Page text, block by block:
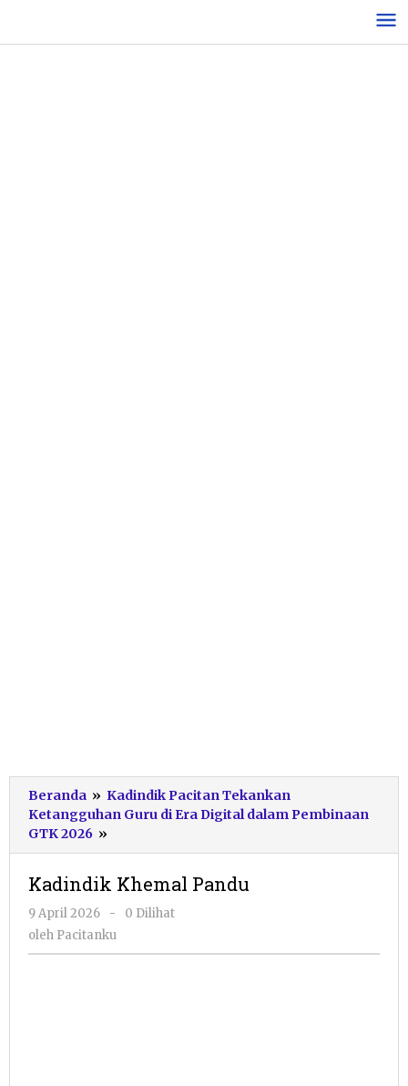
konten
Beranda » Kadindik Pacitan Tekankan
Ketangguhan Guru di Era Digital dalam Pembinaan
GTK 2026 »
Khemal
Kadindik Khemal Pandu
9 April 2026
oleh
Pacitanku
-
0 Dilihat
oleh Pacitanku